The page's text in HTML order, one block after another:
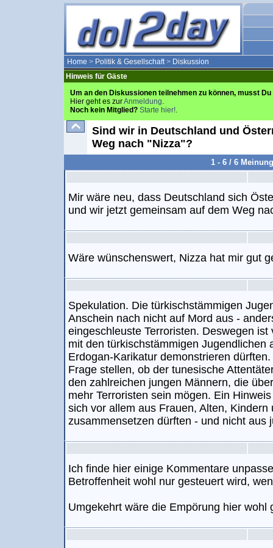
Home > Politik & Gesellschaft> Diskussion
Hinweis für Gäste
Um an den Diskussionen teilnehmen zu können, musst
Hier geht es zurAnmeldung.
Noch kein Mitglied? Starte hier!.
Sind wir in Deutschland und
Weg nach "Nizza"?
1 - 6 / 6
Mir wäre neu, dass Deutschland sich
und wir jetzt gemeinsam auf dem Weg
Wäre wünschenswert, Nizza hat mir gut
Spekulation. Die türkischstämmigen
Anschein nach nicht auf Mord aus -
eingeschleuste Terroristen. Deswegen
mit den türkischstämmigen Jugendlichen
Erdogan-Karikatur demonstrieren
Frage stellen, ob der tunesische
den zahlreichen jungen Männern, die
mehr Terroristen sein mögen. Ein
sich vor allem aus Frauen, Alten, Kindern
zusammensetzen dürften - und nicht aus
Ich finde hier einige Kommentare
Betroffenheit wohl nur gesteuert wird,
Umgekehrt wäre die Empörung hier wohl